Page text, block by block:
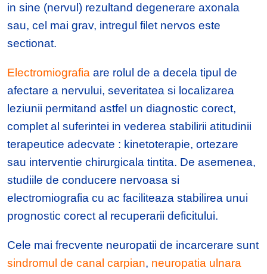
in sine (nervul) rezultand degenerare axonala
sau, cel mai grav, intregul filet nervos este
sectionat.
Electromiografia are rolul de a decela tipul de
afectare a nervului, severitatea si localizarea
leziunii permitand astfel un diagnostic corect,
complet al suferintei in vederea stabilirii atitudinii
terapeutice adecvate : kinetoterapie, ortezare
sau interventie chirurgicala tintita. De asemenea,
studiile de conducere nervoasa si
electromiografia cu ac faciliteaza stabilirea unui
prognostic corect al recuperarii deficitului.
Cele mai frecvente neuropatii de incarcerare sunt
sindromul de canal carpian, neuropatia ulnara